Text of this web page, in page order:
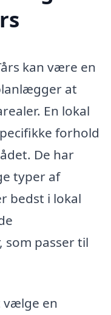
kan være en
at
En lokal
forhold
De har
typer af
bedst i lokal
passer til
vælge en